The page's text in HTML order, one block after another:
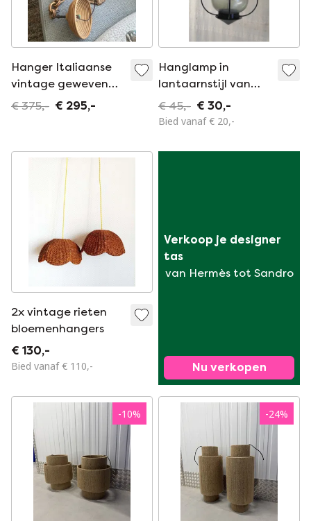
Hanger Italiaanse
vintage geweven
stro geweven stro
€ 375,- € 295,-
Hanglamp in
lantaarnstijl van
metaal en glas -
jaren 1950
€ 45,- € 30,-
Bied vanaf € 20,-
2x vintage rieten
bloemenhangers
€ 130,-
Bied vanaf € 110,-
Verkoop je designer
tas
van Hermès tot Sandro
Nu verkopen
-10% -24%